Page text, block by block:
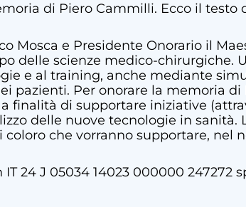
di Piero Cammilli. Ecco il testo
Mosca e Presidente Onorario il
delle scienze medico-chirurgiche.
e al training, anche mediante
pazienti. Per onorare la memoria di
finalità di supportare iniziative
delle nuove tecnologie in sanità.
che vorranno supportare, nel
24 J 05034 14023 000000 247272